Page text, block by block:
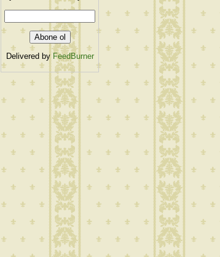
Delivered by FeedBurner